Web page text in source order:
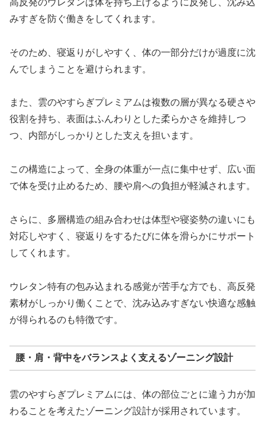
みすぎを防ぐ働きをしてくれます。
そのため、寝返りがしやすく、体の一部分だけが過度に沈
んでしまうことを避けられます。
また、雲のやすらぎプレミアムは複数の層が異なる硬さや
役割を持ち、表面はふんわりとした柔らかさを維持しつ
つ、内部がしっかりとした支えを担います。
この構造によって、全身の体重が一点に集中せず、広い面
で体を受け止めるため、腰や肩への負担が軽減されます。
さらに、多層構造の組み合わせは体型や寝姿勢の違いにも
対応しやすく、寝返りをするたびに体を滑らかにサポート
してくれます。
ウレタン特有の包み込まれる感覚が苦手な方でも、高反発
素材がしっかり働くことで、沈み込みすぎない快適な感触
が得られるのも特徴です。
腰・肩・背中をバランスよく支えるゾーニング設計
雲のやすらぎプレミアムには、体の部位ごとに違う力が加
わることを考えたゾーニング設計が採用されています。